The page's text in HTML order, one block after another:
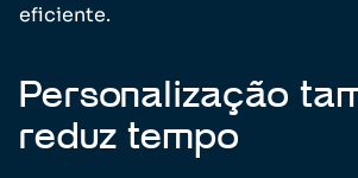
eficiente.
Personalização
reduz tempo